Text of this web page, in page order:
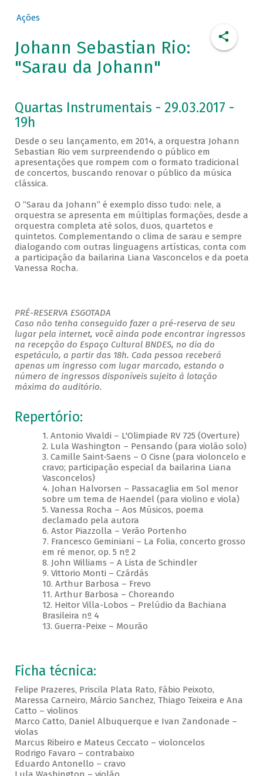
Ações
Johann Sebastian Rio:
"Sarau da Johann"
Quartas Instrumentais - 29.03.2017 -
19h
Desde o seu lançamento, em 2014, a orquestra Johann
Sebastian Rio vem surpreendendo o público em
apresentações que rompem com o formato tradicional
de concertos, buscando renovar o público da música
clássica.
O “Sarau da Johann” é exemplo disso tudo: nele, a
orquestra se apresenta em múltiplas formações, desde a
orquestra completa até solos, duos, quartetos e
quintetos. Complementando o clima de sarau e sempre
dialogando com outras linguagens artísticas, conta com
a participação da bailarina Liana Vasconcelos e da poeta
Vanessa Rocha.
PRÉ-RESERVA ESGOTADA
Caso não tenha conseguido fazer a pré-reserva de seu
lugar pela internet, você ainda pode encontrar ingressos
na recepção do Espaço Cultural BNDES, no dia do
espetáculo, a partir das 18h. Cada pessoa receberá
apenas um ingresso com lugar marcado, estando o
número de ingressos disponíveis sujeito à lotação
máxima do auditório.
Repertório:
1. Antonio Vivaldi – L'Olimpiade RV 725 (Overture)
2. Lula Washington – Pensando (para violão solo)
3. Camille Saint-Saens – O Cisne (para violoncelo e
cravo; participação especial da bailarina Liana
Vasconcelos)
4. Johan Halvorsen – Passacaglia em Sol menor
sobre um tema de Haendel (para violino e viola)
5. Vanessa Rocha – Aos Músicos, poema
declamado pela autora
6. Astor Piazzolla – Verão Portenho
7. Francesco Geminiani – La Folia, concerto grosso
em ré menor, op. 5 nº 2
8. John Williams – A Lista de Schindler
9. Vittorio Monti – Czárdás
10. Arthur Barbosa – Frevo
11. Arthur Barbosa – Choreando
12. Heitor Villa-Lobos – Prelúdio da Bachiana
Brasileira nº 4
13. Guerra-Peixe – Mourão
Ficha técnica:
Felipe Prazeres, Priscila Plata Rato, Fábio Peixoto,
Maressa Carneiro, Márcio Sanchez, Thiago Teixeira e Ana
Catto – violinos
Marco Catto, Daniel Albuquerque e Ivan Zandonade –
violas
Marcus Ribeiro e Mateus Ceccato – violoncelos
Rodrigo Favaro – contrabaixo
Eduardo Antonello – cravo